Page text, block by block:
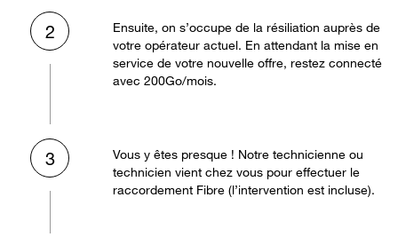
2
Ensuite, on s’occupe de la résiliation auprès de
votre opérateur actuel. En attendant la mise en
service de votre nouvelle offre, restez connecté
avec 200Go/mois.
3
Vous y êtes presque ! Notre technicienne ou
technicien vient chez vous pour effectuer le
raccordement Fibre (l’intervention est incluse).